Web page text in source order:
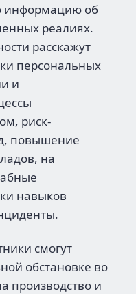
информацию об
реалиях.
расскажут
персональных
и
риск-
повышение
на
навыков
смогут
обстановке во
производство и